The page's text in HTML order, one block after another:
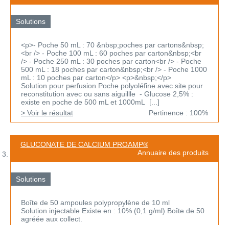
Solutions
<p>- Poche 50 mL : 70 &nbsp;poches par cartons&nbsp;
<br /> - Poche 100 mL : 60 poches par carton&nbsp;<br
/> - Poche 250 mL : 30 poches par carton<br /> - Poche
500 mL : 18 poches par carton&nbsp;<br /> - Poche 1000
mL : 10 poches par carton</p> <p>&nbsp;</p>
Solution pour perfusion Poche polyoléfine avec site pour
reconstitution avec ou sans aiguillle - Glucose 2,5% :
existe en poche de 500 mL et 1000mL [...]
> Voir le résultat
Pertinence : 100%
GLUCONATE DE CALCIUM PROAMP®
Annuaire des produits
Solutions
Boîte de 50 ampoules polypropylène de 10 ml
Solution injectable Existe en : 10% (0,1 g/ml) Boîte de 50
agréée aux collect.